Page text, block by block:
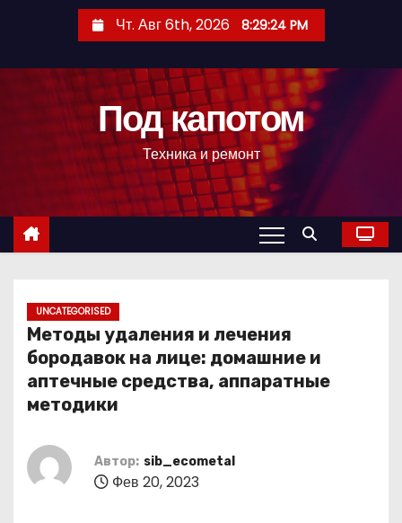
с
Чт. Авг 6th, 2026 8:29:25 PM
Под капотом
Техника и ремонт
UNCATEGORISED
Методы удаления и лечения
бородавок на лице: домашние и
аптечные средства, аппаратные
методики
Автор: sib_ecometal
Фев 20, 2023